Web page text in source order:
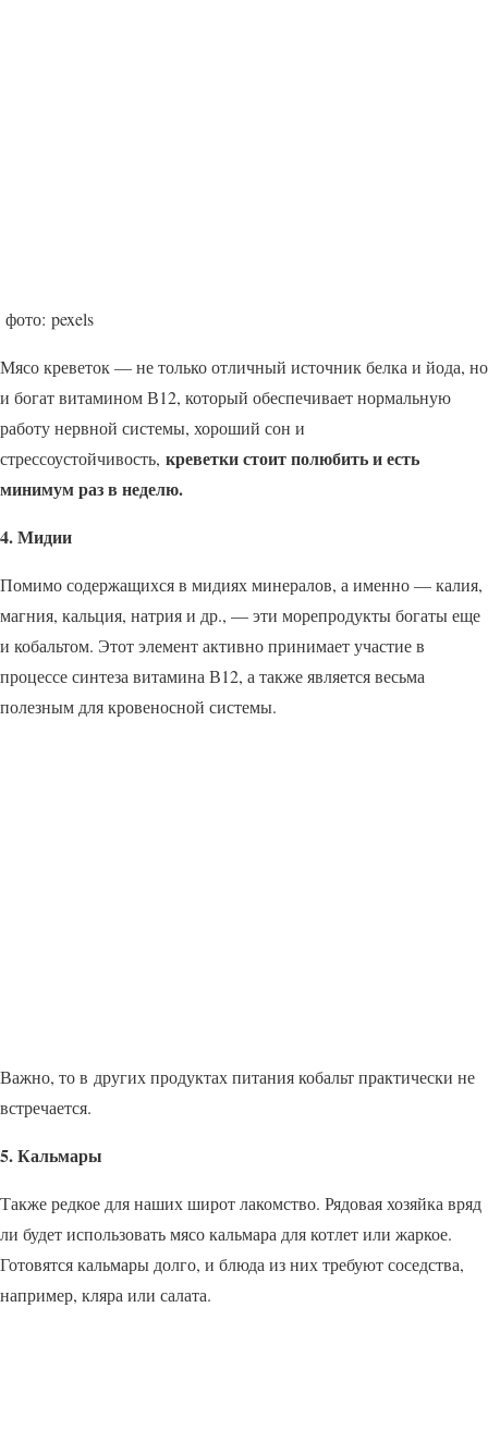
фото: pexels
Мясо креветок — не только отличный источник белка и йода, но
и богат витамином В12, который обеспечивает нормальную
работу нервной системы, хороший сон и
стрессоустойчивость, креветки стоит полюбить и есть
минимум раз в неделю.
4. Мидии
Помимо содержащихся в мидиях минералов, а именно — калия,
магния, кальция, натрия и др., — эти морепродукты богаты еще
и кобальтом. Этот элемент активно принимает участие в
процессе синтеза витамина В12, а также является весьма
полезным для кровеносной системы.
Важно, то в других продуктах питания кобальт практически не
встречается.
5. Кальмары
Также редкое для наших широт лакомство. Рядовая хозяйка вряд
ли будет использовать мясо кальмара для котлет или жаркое.
Готовятся кальмары долго, и блюда из них требуют соседства,
например, кляра или салата.